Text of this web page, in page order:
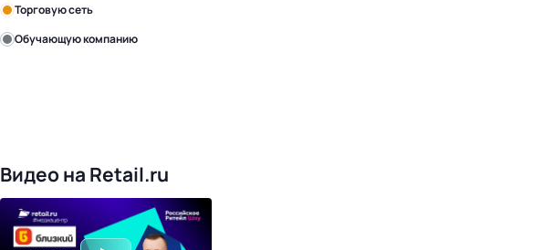
Торговую сеть
Обучающую компанию
Видео на Retail.ru